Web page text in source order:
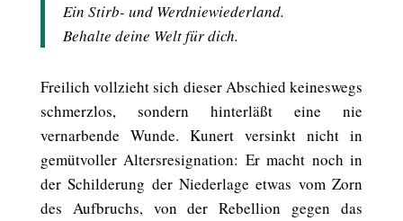
Ein Stirb- und Werdniewiederland.
Behalte deine Welt für dich.
Freilich vollzieht sich dieser Abschied keineswegs
schmerzlos, sondern hinterläßt eine nie
vernarbende Wunde. Kunert versinkt nicht in
gemütvoller Altersresignation: Er macht noch in
der Schilderung der Niederlage etwas vom Zorn
des Aufbruchs, von der Rebellion gegen das